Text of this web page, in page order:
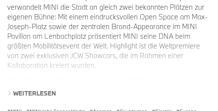
verwandelt MINI die Stadt an gleich zwei bekannten Plätzen zur
eigenen Bühne: Mit einem eindrucksvollen Open Space am Max-
Joseph-Platz sowie der zentralen Brand-Appearance im MINI
Pavillon am Lenbachplatz präsentiert MINI seine DNA beim
größten Mobilitätsevent der Welt. Highlight ist die Weltpremiere
von zwei exklusiven JCW Showcars, die im Rahmen einer
Kollaboration kreiert wurden.
Dass MINI und Motorsport zusammengehören, zeigt nicht erst
WEITERLESEN